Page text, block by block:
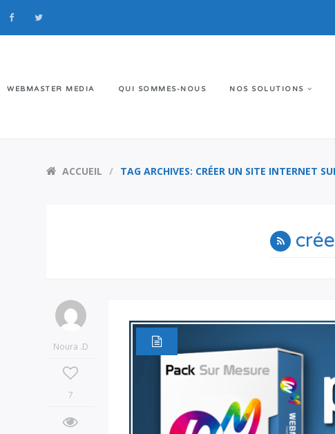
WEBMASTER MEDIA QUI SOMMES-NOUS NOS SOLUTIONS
ACCUEIL TAG ARCHIVES: CRÉER UN SITE INTERNET
Noura .D
7